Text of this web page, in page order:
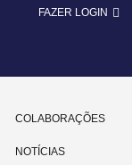
FAZER LOGIN
COLABORAÇÕES
NOTÍCIAS